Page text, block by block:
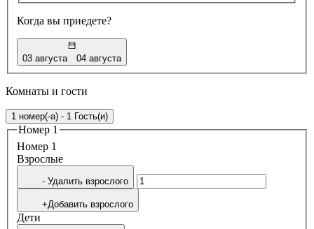
Когда вы приедете?
03 августа 04 августа
Комнаты и гости
1 номер(-а) - 1 Гость(и)
Номер 1
Номер 1
Bзрослые
- Удалить взрослого
+Добавить взрослого
Дети